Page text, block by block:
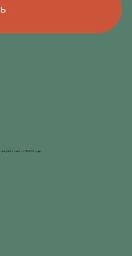
работают с 1950 года.